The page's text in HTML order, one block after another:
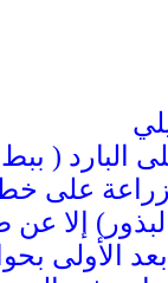
على البارد
على
إلا
بعد الأولى